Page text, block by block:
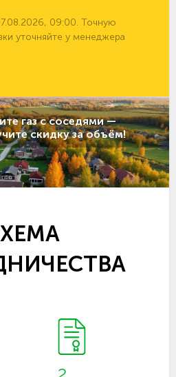
09:00. Точную
уточняйте у менеджера
газ с соседями —
скидку за объём!